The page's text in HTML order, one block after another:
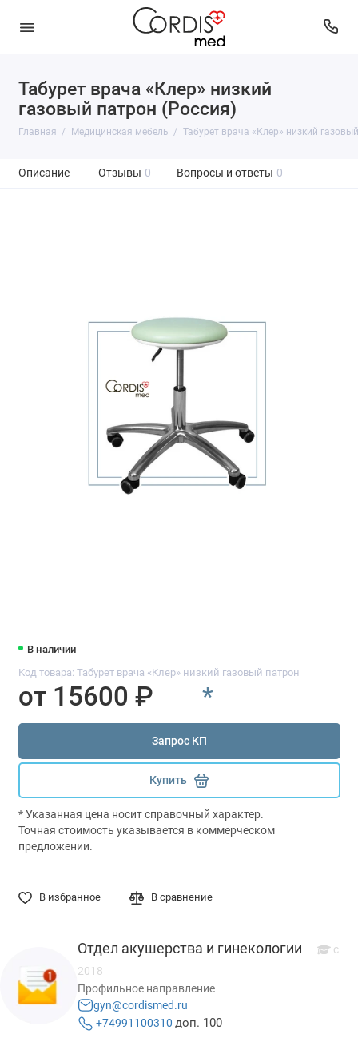
Табурет врача «Клер» низкий
газовый патрон (Россия)
Главная Медицинская мебель Табурет врача «Клер» низкий
Описание Отзывы 0 Вопросы и ответы 0
В наличии
Код товара: Табурет врача «Клер» низкий газовый патрон
от 15600 ₽ *
Запрос КП
Купить
* Указанная цена носит справочный характер.
Точная стоимость указывается в коммерческом
предложении.
В избранное В сравнение
Отдел акушерства и гинекологии
с
2018
Профильное направление
gyn@cordismed.ru
+74991100310 доп. 100